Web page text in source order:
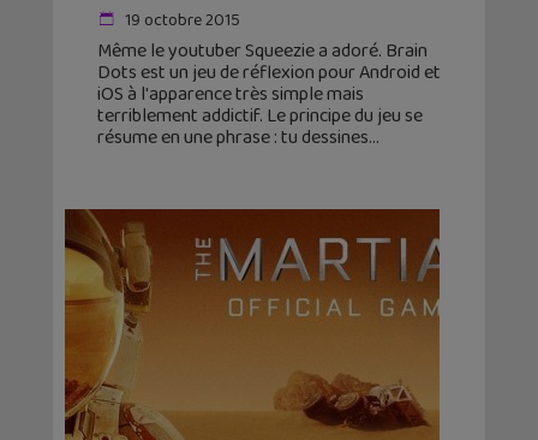
19 octobre 2015
Même le youtuber Squeezie a adoré. Brain
Dots est un jeu de réflexion pour Android et
iOS à l'apparence très simple mais
terriblement addictif. Le principe du jeu se
résume en une phrase : tu dessines